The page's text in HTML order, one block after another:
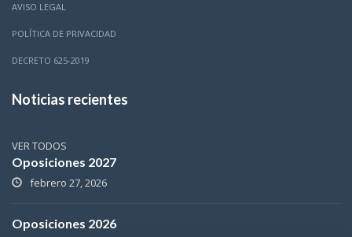
AVISO LEGAL
POLÍTICA DE PRIVACIDAD
DECRETO 625-2019
Noticias recientes
VER TODOS
Oposiciones 2027
febrero 27, 2026
Oposiciones 2026